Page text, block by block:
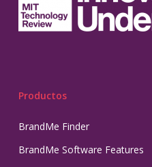
Productos
BrandMe Finder
BrandMe Software Features